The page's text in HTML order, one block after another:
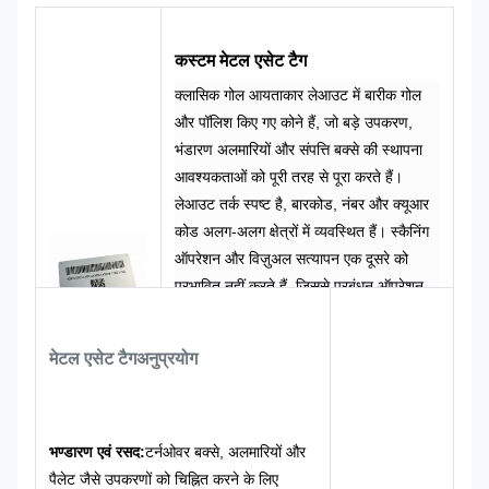
कस्टम मेटल एसेट टैग
क्लासिक गोल आयताकार लेआउट में बारीक गोल
और पॉलिश किए गए कोने हैं, जो बड़े उपकरण,
भंडारण अलमारियों और संपत्ति बक्से की स्थापना
आवश्यकताओं को पूरी तरह से पूरा करते हैं।
लेआउट तर्क स्पष्ट है, बारकोड, नंबर और क्यूआर
कोड अलग-अलग क्षेत्रों में व्यवस्थित हैं। स्कैनिंग
ऑपरेशन और विज़ुअल सत्यापन एक दूसरे को
प्रभावित नहीं करते हैं, जिससे प्रबंधन ऑपरेशन
आधार रंग एक औद्योगिक शैली बनाता है जो उच्च
उद्यम परिसंपत्तियों के लिए बिल्कुल उपयुक्त है, कम
महत्वपूर्ण होने के साथ-साथ अत्यधिक पेशेवर भी
मेटल एसेट टैगअनुप्रयोग
भण्डारण एवं रसद:टर्नओवर बक्से, अलमारियों और
पैलेट जैसे उपकरणों को चिह्नित करने के लिए